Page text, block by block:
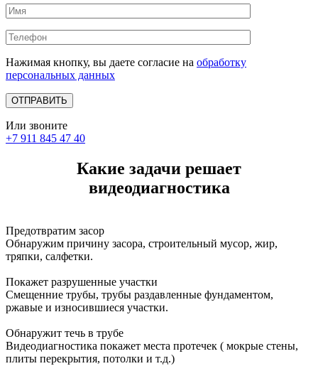
Нажимая кнопку, вы даете согласие на обработку
персональных данных
Или звоните
+7 911 845 47 40
Какие задачи решает
видеодиагностика
Предотвратим засор
Обнаружим причину засора, cтроительный мусор, жир,
тряпки, салфетки.
Покажет разрушенные участки
Смещенние трубы, трубы раздавленные фундаментом,
ржавые и износившиеся участки.
Обнаружит течь в трубе
Видеодиагностика покажет места протечек ( мокрые стены,
плиты перекрытия, потолки и т.д.)